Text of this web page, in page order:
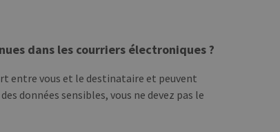
dans les courriers électroniques ?
entre vous et le destinataire et peuvent
données sensibles, vous ne devez pas le